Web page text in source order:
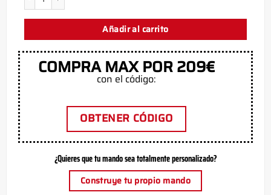
Añadir al carrito
COMPRA MAX POR 209€
con el código:
OBTENER CÓDIGO
¿Quieres que tu mando sea totalmente personalizado?
Construye tu propio mando